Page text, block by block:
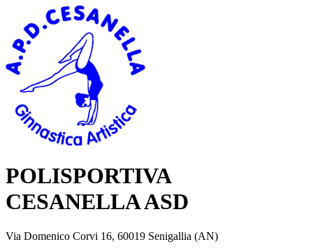
POLISPORTIVA
CESANELLA ASD
Via Domenico Corvi 16, 60019 Senigallia (AN)